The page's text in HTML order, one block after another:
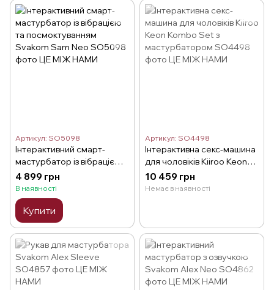
Артикул: SO5098
Інтерактивний смарт-
мастурбатор із вібрацією
та посмоктуванням
Svakom Sam Neo
4 899 грн
В наявності
Купити
Артикул: SO4498
Інтерактивна секс-машина
для чоловіків Kiiroo Keon
Kombo Set з
мастурбатором
10 459 грн
Немає в наявності